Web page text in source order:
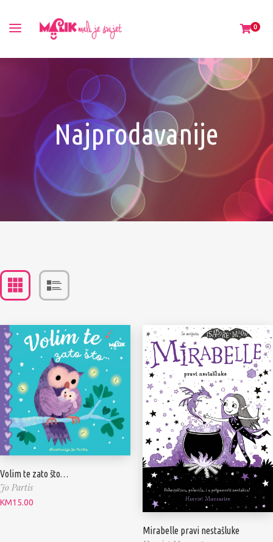
0
Najprodavanije
Volim te zato što…
Jo Partis
KM15.00
Mirabelle pravi nestašluke